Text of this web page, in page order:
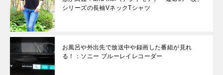
シリーズの長袖VネックTシャツ
お風呂や外出先で放送中や録画した番組が見れ
る！：ソニー ブルーレイレコーダー